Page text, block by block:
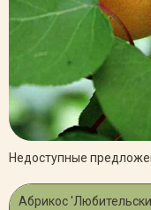
Недоступные
Абрикос